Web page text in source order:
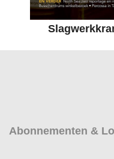
Abonnementen &